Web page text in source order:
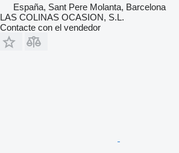
España, Sant Pere Molanta, Barcelona
LAS COLINAS OCASION, S.L.
Contacte con el vendedor